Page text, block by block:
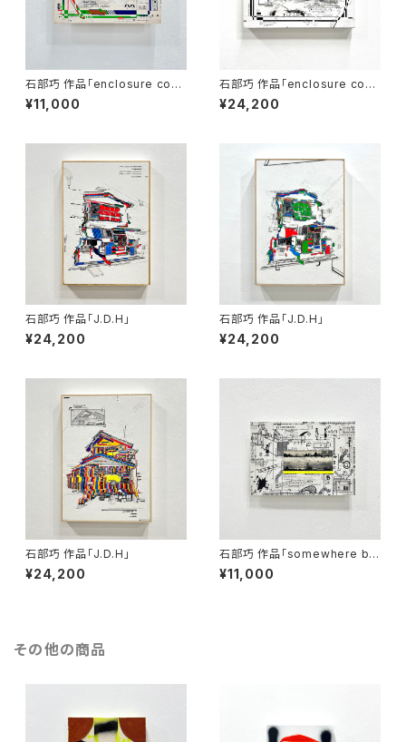
石部巧 作品「enclosure com
position」
¥11,000
石部巧 作品「enclosure com
position」
¥24,200
石部巧 作品「J.D.H」
¥24,200
石部巧 作品「J.D.H」
¥24,200
石部巧 作品「J.D.H」
¥24,200
石部巧 作品「somewhere be
tween black and white」
¥11,000
その他の商品